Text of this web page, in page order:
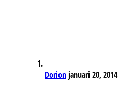
Dorion januari 20, 2014